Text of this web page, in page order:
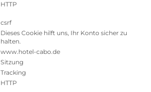
HTTP
csrf
Dieses Cookie hilft uns, Ihr Konto sicher zu
halten.
www.hotel-cabo.de
Sitzung
Tracking
HTTP